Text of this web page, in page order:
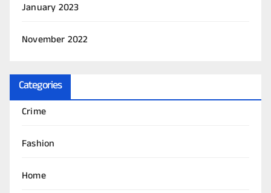
January 2023
November 2022
Categories
Crime
Fashion
Home